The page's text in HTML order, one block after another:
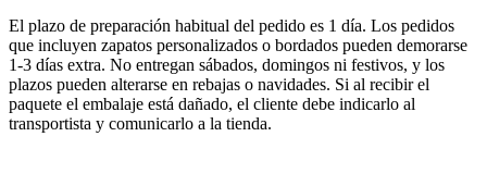
El plazo de preparación habitual del pedido es 1 día. Los pedidos
que incluyen zapatos personalizados o bordados pueden demorarse
1-3 días extra. No entregan sábados, domingos ni festivos, y los
plazos pueden alterarse en rebajas o navidades. Si al recibir el
paquete el embalaje está dañado, el cliente debe indicarlo al
transportista y comunicarlo a la tienda.